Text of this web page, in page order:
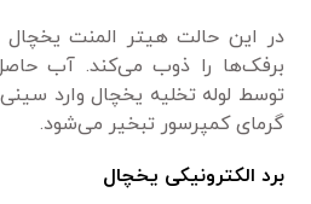
در این حالت هیتر المنت
برفک‌ها را ذوب می‌کند. آب
توسط لوله تخلیه یخچال وارد
گرمای کمپرسور تبخیر می‌شود.
برد الکترونیکی یخچال